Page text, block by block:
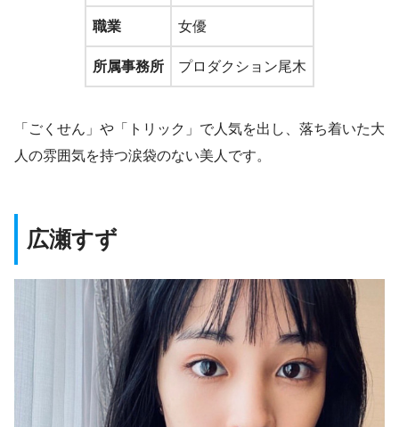
職業 女優
所属事務所 プロダクション尾木
「ごくせん」や「トリック」で人気を出し、落ち着いた大
人の雰囲気を持つ涙袋のない美人です。
広瀬すず